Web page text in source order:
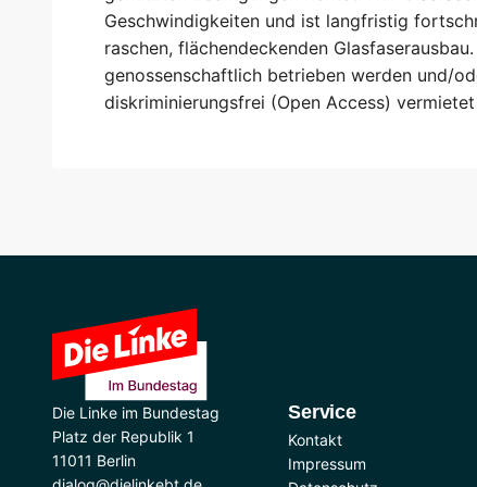
Geschwindigkeiten und ist langfristig
raschen, flächendeckenden
genossenschaftlich betrieben werden und/
diskriminierungsfrei (Open Access)
Die Linke im Bundestag
Platz der Republik 1
11011 Berlin
Service
Kontakt
Impressum